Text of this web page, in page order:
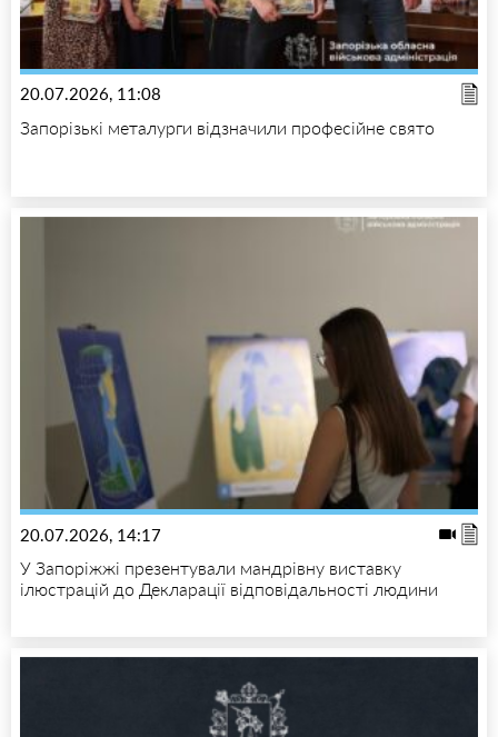
20.07.2026, 11:08
Запорізькі металурги відзначили професійне свято
20.07.2026, 14:17
У Запоріжжі презентували мандрівну виставку
ілюстрацій до Декларації відповідальності людини